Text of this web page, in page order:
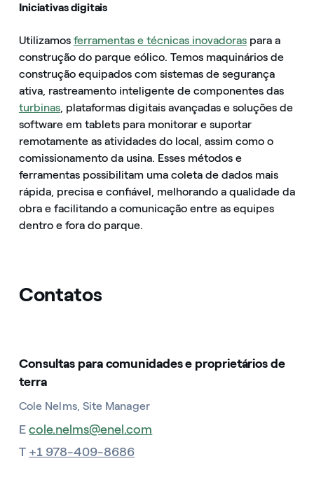
Iniciativas digitais
Utilizamos ferramentas e técnicas inovadoraspara a
construção do parque eólico. Temos maquinários de
construção equipados com sistemas de segurança
ativa, rastreamento inteligente de componentes das
turbinas, plataformas digitais avançadas e soluções de
software em tablets para monitorar e suportar
remotamente as atividades do local, assim como o
comissionamento da usina. Esses métodos e
ferramentas possibilitam uma coleta de dados mais
rápida, precisa e confiável, melhorando a qualidade da
obra e facilitando a comunicação entre as equipes
dentro e fora do parque.
Contatos
Consultas para comunidades e proprietários de
terra
Cole Nelms, Site Manager
E cole.nelms@enel.com
T +1 978-409-8686